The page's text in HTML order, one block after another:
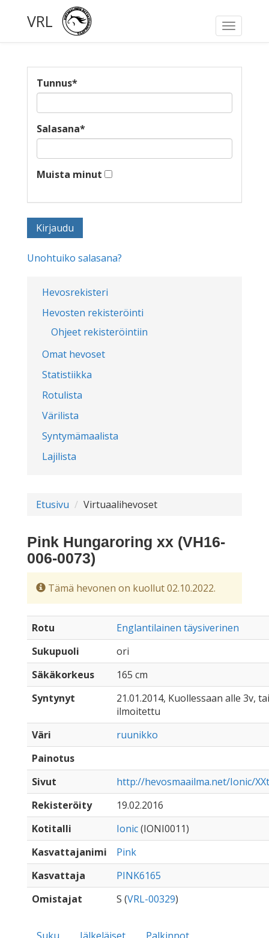
Toggle
VRL
Hevosrekisteri
Hevosten rekisteröinti
Ohjeet rekisteröintiin
Omat hevoset
Statistiikka
Rotulista
Värilista
Syntymämaalista
Lajilista
Tunnus*
Salasana*
Muista minut
Unohtuiko salasana?
Etusivu Virtuaalihevoset
Pink Hungaroring xx (VH16-
006-0073)
Tämä hevonen on kuollut 02.10.2022.
Rotu
Englantilainen täysiverinen
Sukupuoli
ori
Säkäkorkeus
165 cm
Syntynyt
21.01.2014, Kuollessaan alle 3v,
ilmoitettu
Väri
ruunikko
Painotus
Sivut
http://hevosmaailma.net/Ionic/
Rekisteröity
19.02.2016
Kotitalli
Ionic(IONI0011)
Kasvattajanimi
Pink
Kasvattaja
PINK6165
Omistajat
S (VRL-00329)